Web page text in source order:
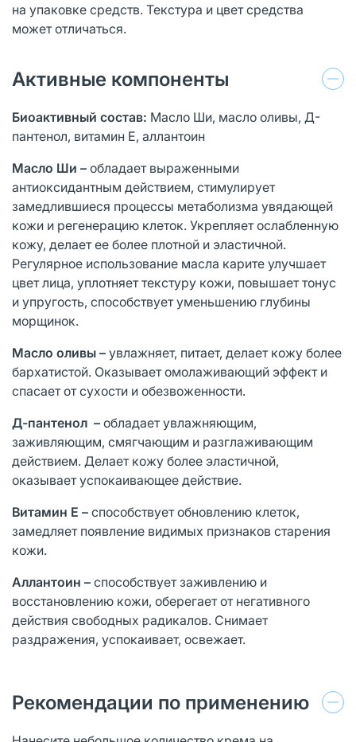
на упаковке средств. Текстура и цвет средства
может отличаться.
Активные компоненты
Биоактивный состав: Масло Ши, масло оливы, Д-
пантенол, витамин Е, аллантоин
Масло Ши – обладает выраженными
антиоксидантным действием, стимулирует
замедлившиеся процессы метаболизма увядающей
кожи и регенерацию клеток. Укрепляет ослабленную
кожу, делает ее более плотной и эластичной.
Регулярное использование масла карите улучшает
цвет лица, уплотняет текстуру кожи, повышает тонус
и упругость, способствует уменьшению глубины
морщинок.
Масло оливы – увлажняет, питает, делает кожу более
бархатистой. Оказывает омолаживающий эффект и
спасает от сухости и обезвоженности.
Д-пантенол – обладает увлажняющим,
заживляющим, смягчающим и разглаживающим
действием. Делает кожу более эластичной,
оказывает успокаивающее действие.
Витамин Е – способствует обновлению клеток,
замедляет появление видимых признаков старения
кожи.
Аллантоин – способствует заживлению и
восстановлению кожи, оберегает от негативного
действия свободных радикалов. Снимает
раздражения, успокаивает, освежает.
Рекомендации по применению